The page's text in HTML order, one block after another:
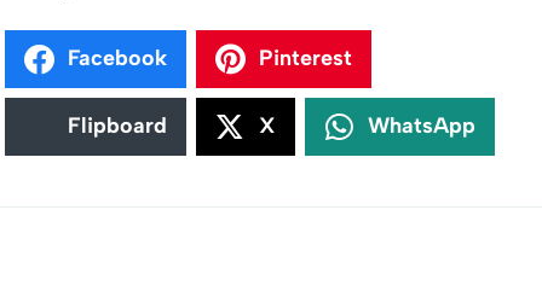
Facebook Pinterest
Flipboard X WhatsApp